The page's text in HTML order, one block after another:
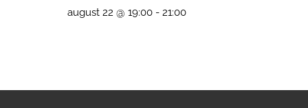
august 22 @ 19:00- 21:00